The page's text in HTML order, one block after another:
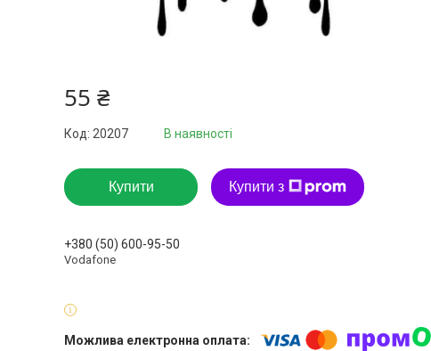
55 ₴
В наявності
Код: 20207
Купити Купити з
+380 (50) 600-95-50
Vodafone